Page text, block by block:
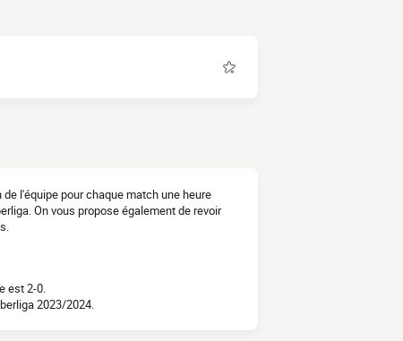
l'équipe pour chaque match une heure
On vous propose également de revoir
est 2-0.
2023/2024.